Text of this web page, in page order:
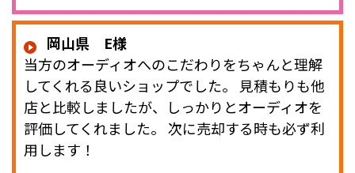
岡山県 E様
当方のオーディオへのこだわりをちゃんと理解
してくれる良いショップでした。 見積もりも他
店と比較しましたが、しっかりとオーディオを
評価してくれました。 次に売却する時も必ず利
用します！